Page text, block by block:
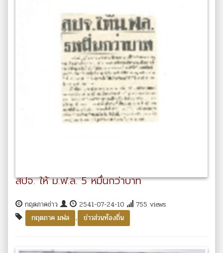
สปจ. ให้ ม.ฟ.ล. 5 หมื่นกว่าบาท
กฤตภาคข่าว 2541-07-24-10
755 views
กฤตภาค มฟล
, ข่าวส่วนท้องถิ่น